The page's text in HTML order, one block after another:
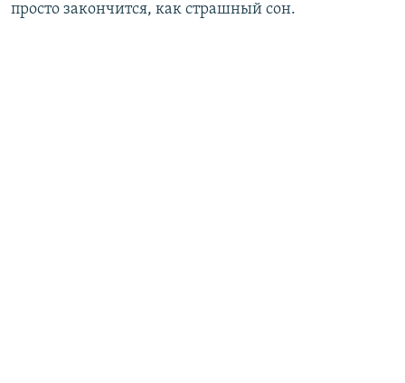
просто закончится, как страшный сон.